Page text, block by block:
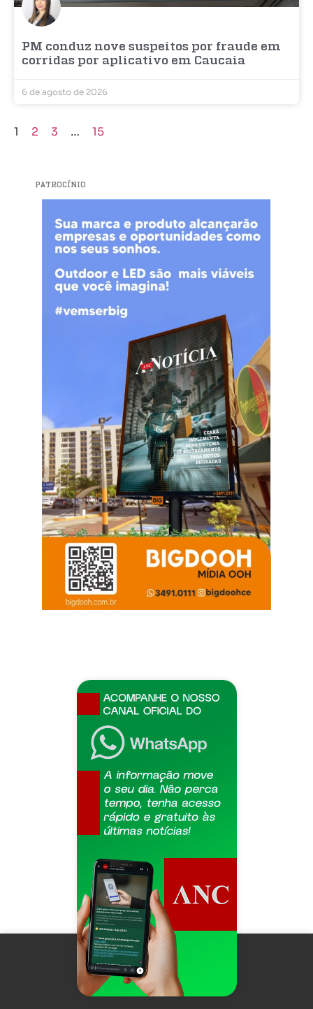
PM conduz nove suspeitos por fraude em
corridas por aplicativo em Caucaia
6 de agosto de 2026
1 2 3 … 15
PATROCÍNIO